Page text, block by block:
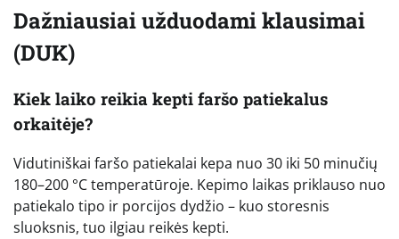
Dažniausiai užduodami klausimai
(DUK)
Kiek laiko reikia kepti faršo patiekalus
orkaitėje?
Vidutiniškai faršo patiekalai kepa nuo 30 iki 50 minučių
180–200 °C temperatūroje. Kepimo laikas priklauso nuo
patiekalo tipo ir porcijos dydžio – kuo storesnis
sluoksnis, tuo ilgiau reikės kepti.